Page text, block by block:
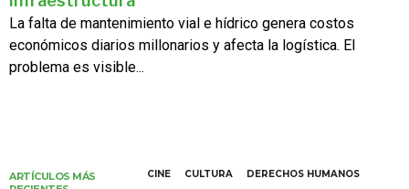
La falta de mantenimiento vial e hídrico genera costos
económicos diarios millonarios y afecta la logística. El
problema es visible...
ARTÍCULOS MÁS
CINE CULTURA
DERECHOS HUMANOS